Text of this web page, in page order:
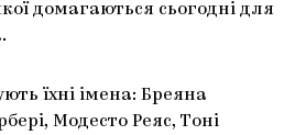
домагаються сьогодні для
їхні імена: Бреяна
Модесто Реяс, Тоні